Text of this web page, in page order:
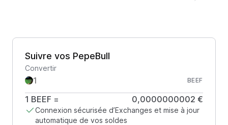
Suivre vos PepeBull
Convertir
BEEF
1 BEEF = 0,0000000002 €
Connexion sécurisée d’Exchanges et mise à jour
automatique de vos soldes